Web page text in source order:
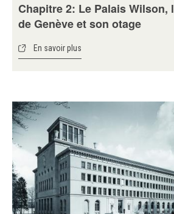
Chapitre 2: Le Palais Wilson,
de Genève et son otage
En savoir plus